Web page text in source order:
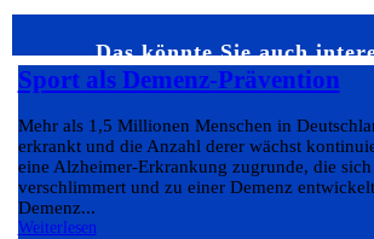
Das könnte Sie auch
Sport als Demenz-Prävention
Mehr als 1,5 Millionen Menschen in
erkrankt und die Anzahl derer wächst
eine Alzheimer-Erkrankung zugrunde, die
verschlimmert und zu einer Demenz
Demenz...
Weiterlesen